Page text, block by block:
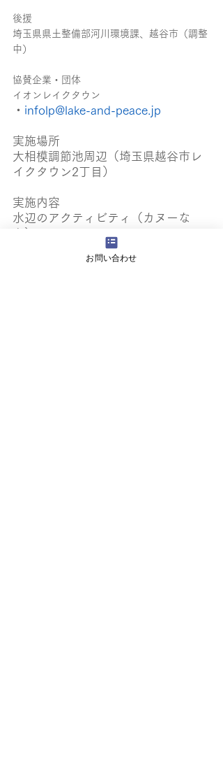
後援
埼玉県県土整備部河川環境課、越谷市（調整
中）
協賛企業・団体
イオンレイクタウン
・ infolp@lake-and-peace.jp
実施場所
大相模調節池周辺（埼玉県越谷市レ
イクタウン2丁目）
実施内容
水辺のアクティビティ（カヌーな
陸の展示会・水の展示会
お問い合わせ